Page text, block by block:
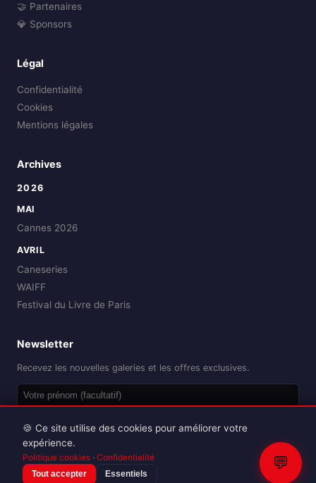
🤝 Partenaires
💎 Sponsors
Légal
Confidentialité
Cookies
Mentions légales
Archives
2026
MAI
Cannes 2026
AVRIL
Caneseries
WAIFF
Festival du Livre de Paris
Newsletter
Recevez les nouvelles galeries et les offres exclusives.
Reproduction interdite sans autorisation.
💬
🍪 Ce site utilise des cookies pour améliorer votre
expérience.
Politique cookies · Confidentialité
Tout accepter Essentiels